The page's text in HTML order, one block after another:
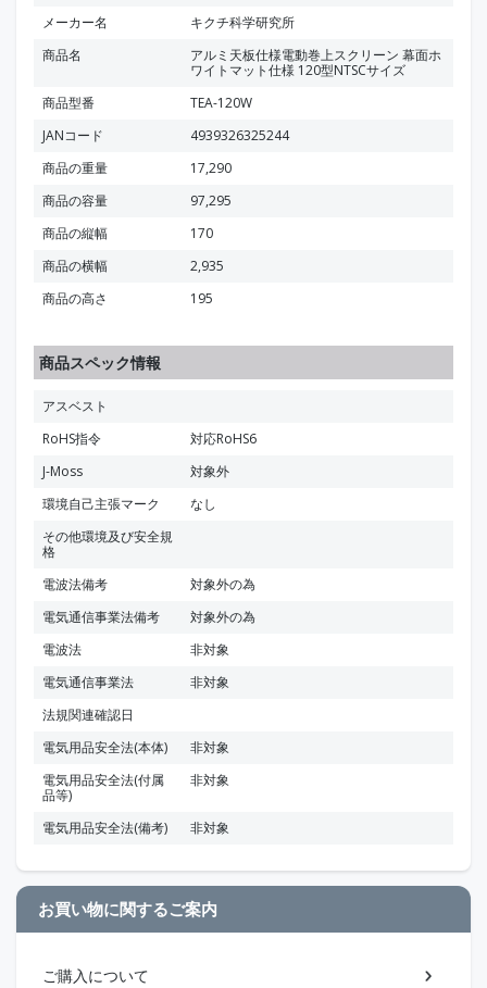
メーカー名
キクチ科学研究所
商品名
アルミ天板仕様電動巻上スクリーン 幕面ホ
ワイトマット仕様 120型NTSCサイズ
商品型番
TEA-120W
JANコード
4939326325244
商品の重量
17,290
商品の容量
97,295
商品の縦幅
170
商品の横幅
2,935
商品の高さ
195
商品スペック情報
アスベスト
RoHS指令
対応RoHS6
J-Moss
対象外
環境自己主張マーク
なし
その他環境及び安全規
格
電波法備考
対象外の為
電気通信事業法備考
対象外の為
電波法
非対象
電気通信事業法
非対象
法規関連確認日
電気用品安全法(本体)
非対象
電気用品安全法(付属
品等)
非対象
電気用品安全法(備考) 非対象
お買い物に関するご案内
ご購入について